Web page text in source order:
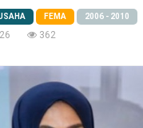
FEMA 2006 - 2010
362